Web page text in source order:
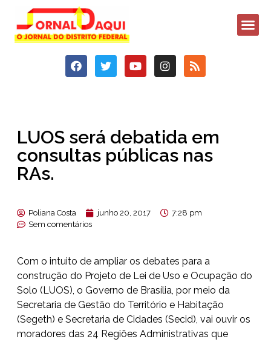
LUOS será debatida em
consultas públicas nas
RAs.
Poliana Costa junho 20, 2017
7:28 pm
Sem comentários
Com o intuito de ampliar os debates para a
construção do Projeto de Lei de Uso e Ocupação do
Solo (LUOS), o Governo de Brasília, por meio da
Secretaria de Gestão do Território e Habitação
(Segeth) e Secretaria de Cidades (Secid), vai ouvir os
moradores das 24 Regiões Administrativas que